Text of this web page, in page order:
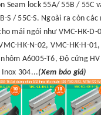
Seam lock 55A/ 55B / 55C
S / 55C-S. Ngoài ra còn
mái ngói như VMC-HK-D-
HK-N-02, VMC-HK-H-
A6005-T6, Độ cứng
304...(Xem báo giá)